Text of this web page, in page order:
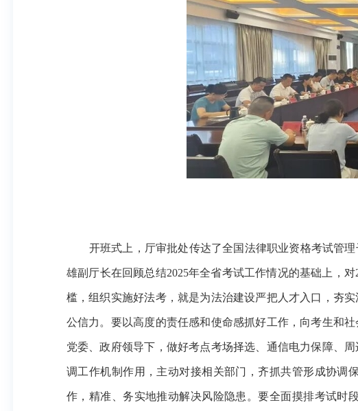
开班式上，厅审批处传达了全国法律职业资格考试管
雄副厅长在回顾总结2025年全省考试工作情况的基础上，
槛，组织实施好法考，就是为法治建设严把人才入口，夯
公信力。要以高度的责任感和使命感抓好工作，向考生和
党委、政府领导下，做好考点考场择选、通信电力保障、
调工作机制作用，主动对接相关部门，齐抓共管形成协调
作，精准、务实地推动解决风险隐患。要全面摸排考试时